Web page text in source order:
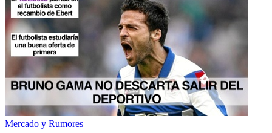
Mercado y Rumores